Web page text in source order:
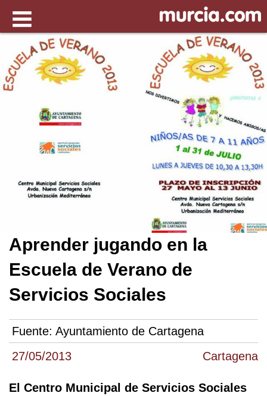
27/05/2013 Cartagena
Aprender jugando en la
Escuela de Verano de
Servicios Sociales
Fuente: Ayuntamiento de Cartagena
El Centro Municipal de Servicios Sociales